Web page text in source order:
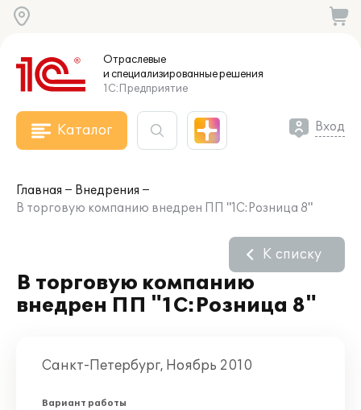
Отраслевые
и специализированныерешения
1С:Предприятие
Каталог Вход
Главная
Внедрения
В торговую компанию внедрен ПП "1С:Розница 8"
В торговую компанию
внедрен ПП "1С:Розница 8"
К списку
Санкт-Петербург, Ноябрь 2010
Вариант работы